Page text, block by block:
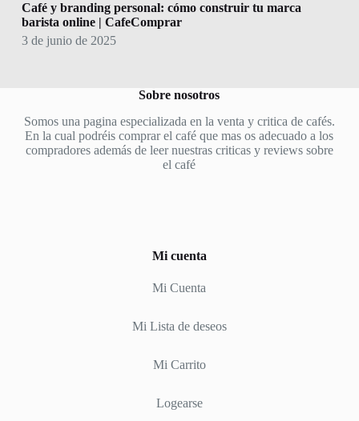
Café y branding personal: cómo construir tu marca
barista online | CafeComprar
3 de junio de 2025
Sobre nosotros
Somos una pagina especializada en la venta y critica de cafés.
En la cual podréis comprar el café que mas os adecuado a los
compradores además de leer nuestras criticas y reviews sobre
el café
Mi cuenta
Mi Cuenta
Mi Lista de deseos
Mi Carrito
Logearse